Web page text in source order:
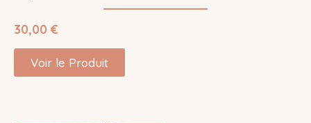
30,00 €
Voir le Produit